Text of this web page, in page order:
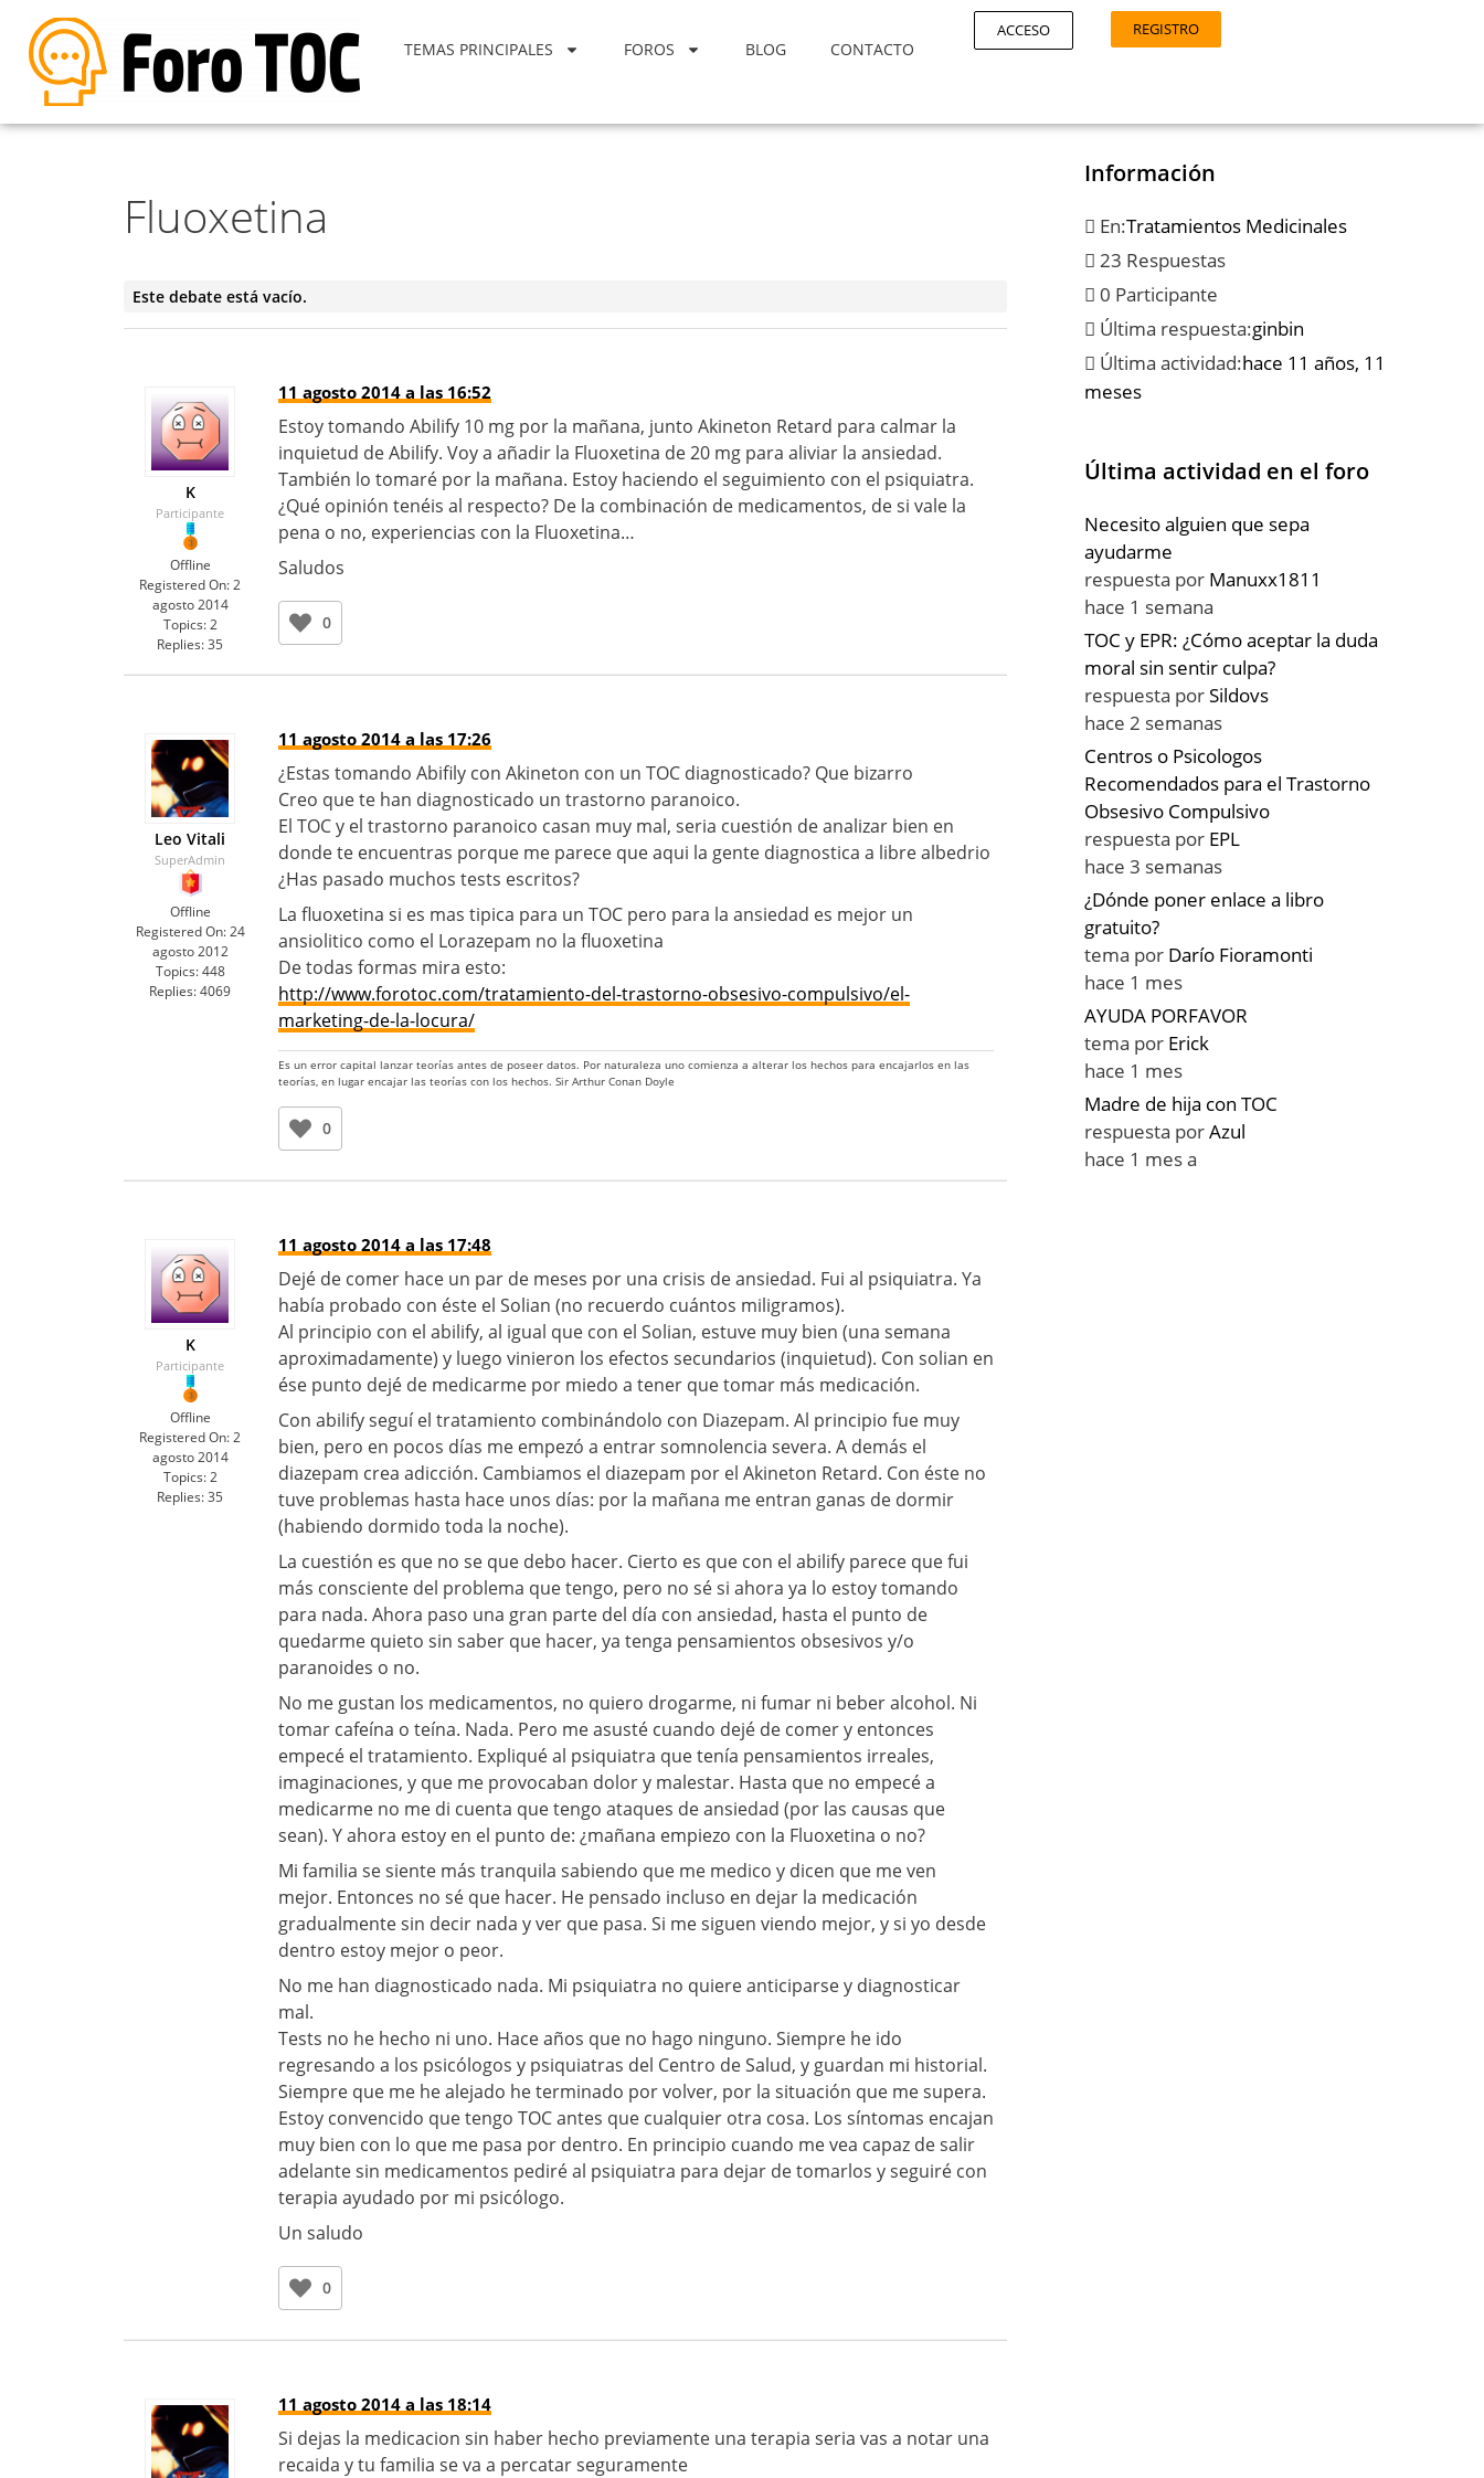
TEMAS PRINCIPALES FOROS BLOG CONTACTO
ACCESO REGISTRO
Fluoxetina
Este debate está vacío.
K
Participante
Offline
Registered On:2
agosto 2014
Topics: 2
Replies:35
11 agosto 2014 a las 16:52
Estoy tomando Abilify 10 mg por la mañana, junto Akineton Retard para calmar la
inquietud de Abilify. Voy a añadir la Fluoxetina de 20 mg para aliviar la ansiedad.
También lo tomaré por la mañana. Estoy haciendo el seguimiento con el psiquiatra.
¿Qué opinión tenéis al respecto? De la combinación de medicamentos, de si vale la
pena o no, experiencias con la Fluoxetina…
Saludos
0
Leo Vitali
SuperAdmin
Offline
Registered On: 24
agosto 2012
Topics: 448
Replies:4069
11 agosto 2014 a las 17:26
¿Estas tomando Abifily con Akineton con un TOC diagnosticado? Que bizarro
Creo que te han diagnosticado un trastorno paranoico.
El TOC y el trastorno paranoico casan muy mal, seria cuestión de analizar bien en
donde te encuentras porque me parece que aqui la gente diagnostica a libre albedrio
¿Has pasado muchos tests escritos?
La fluoxetina si es mas tipica para un TOC pero para la ansiedad es mejor un
ansiolitico como el Lorazepam no la fluoxetina
De todas formas mira esto:
http://www.forotoc.com/tratamiento-del-trastorno-obsesivo-compulsivo/el-
marketing-de-la-locura/
Es un error capital lanzar teorías antes de poseer datos. Por naturaleza uno comienza a alterar los hechos para encajarlos en las
teorías, en lugar encajar las teorías con los hechos. Sir Arthur Conan Doyle
0
K
Participante
Offline
Registered On:2
agosto 2014
Topics: 2
Replies:35
11 agosto 2014 a las 17:48
Dejé de comer hace un par de meses por una crisis de ansiedad. Fui al psiquiatra. Ya
había probado con éste el Solian (no recuerdo cuántos miligramos).
Al principio con el abilify, al igual que con el Solian, estuve muy bien (una semana
aproximadamente) y luego vinieron los efectos secundarios (inquietud). Con solian en
ése punto dejé de medicarme por miedo a tener que tomar más medicación.
Con abilify seguí el tratamiento combinándolo con Diazepam. Al principio fue muy
bien, pero en pocos días me empezó a entrar somnolencia severa. A demás el
diazepam crea adicción. Cambiamos el diazepam por el Akineton Retard. Con éste no
tuve problemas hasta hace unos días: por la mañana me entran ganas de dormir
(habiendo dormido toda la noche).
La cuestión es que no se que debo hacer. Cierto es que con el abilify parece que fui
más consciente del problema que tengo, pero no sé si ahora ya lo estoy tomando
para nada. Ahora paso una gran parte del día con ansiedad, hasta el punto de
quedarme quieto sin saber que hacer, ya tenga pensamientos obsesivos y/o
paranoides o no.
No me gustan los medicamentos, no quiero drogarme, ni fumar ni beber alcohol. Ni
tomar cafeína o teína. Nada. Pero me asusté cuando dejé de comer y entonces
empecé el tratamiento. Expliqué al psiquiatra que tenía pensamientos irreales,
imaginaciones, y que me provocaban dolor y malestar. Hasta que no empecé a
medicarme no me di cuenta que tengo ataques de ansiedad (por las causas que
sean). Y ahora estoy en el punto de: ¿mañana empiezo con la Fluoxetina o no?
Mi familia se siente más tranquila sabiendo que me medico y dicen que me ven
mejor. Entonces no sé que hacer. He pensado incluso en dejar la medicación
gradualmente sin decir nada y ver que pasa. Si me siguen viendo mejor, y si yo desde
dentro estoy mejor o peor.
No me han diagnosticado nada. Mi psiquiatra no quiere anticiparse y diagnosticar
mal.
Tests no he hecho ni uno. Hace años que no hago ninguno. Siempre he ido
regresando a los psicólogos y psiquiatras del Centro de Salud, y guardan mi historial.
Siempre que me he alejado he terminado por volver, por la situación que me supera.
Estoy convencido que tengo TOC antes que cualquier otra cosa. Los síntomas encajan
muy bien con lo que me pasa por dentro. En principio cuando me vea capaz de salir
adelante sin medicamentos pediré al psiquiatra para dejar de tomarlos y seguiré con
terapia ayudado por mi psicólogo.
Un saludo
0
11 agosto 2014 a las 18:14
Si dejas la medicacion sin haber hecho previamente una terapia seria vas a notar una
recaida y tu familia se va a percatar seguramente
Información
En:Tratamientos Medicinales
23 Respuestas
0 Participante
Última respuesta:ginbin
Última actividad:hace 11 años, 11
meses
Última actividad en el foro
Necesito alguien que sepa
ayudarme
respuesta por Manuxx1811
hace 1 semana
TOC y EPR: ¿Cómo aceptar la duda
moral sin sentir culpa?
respuesta porSildovs
hace 2 semanas
Centros o Psicologos
Recomendados para el Trastorno
Obsesivo Compulsivo
respuesta por EPL
hace 3 semanas
¿Dónde poner enlace a libro
gratuito?
tema por Darío Fioramonti
hace 1 mes
AYUDA PORFAVOR
tema por Erick
hace 1 mes
Madre de hija con TOC
respuesta porAzul
hace 1 mes a